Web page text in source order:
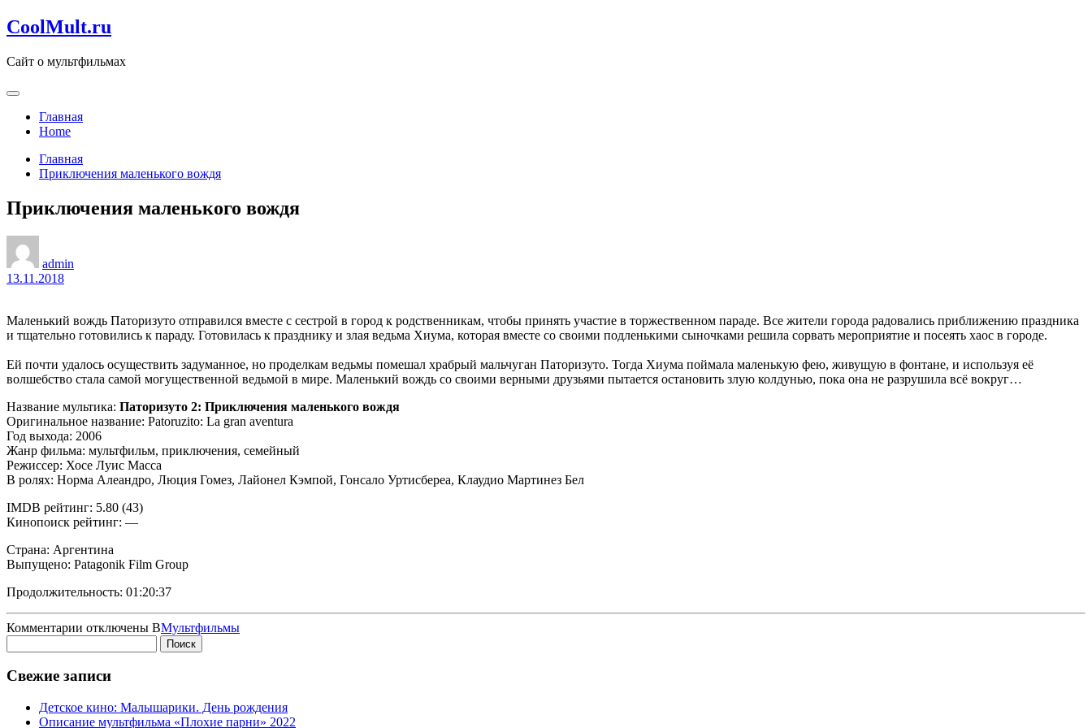
Перейти
к
CoolMult.ru
Сайт о мультфильмах
Главная
Home
Главная
Приключения маленького вождя
Приключения маленького вождя
admin
13.11.2018
Маленький вождь Паторизуто отправился вместе с сестрой в город к родственникам, чтобы принять участие в торжественном параде. Все жители города радовались приближению праздника
и тщательно готовились к параду. Готовилась к празднику и злая ведьма Хиума, которая вместе со своими подленькими сыночками решила сорвать мероприятие и посеять хаос в городе.
Ей почти удалось осуществить задуманное, но проделкам ведьмы помешал храбрый мальчуган Паторизуто. Тогда Хиума поймала маленькую фею, живущую в фонтане, и используя её
волшебство стала самой могущественной ведьмой в мире. Маленький вождь со своими верными друзьями пытается остановить злую колдунью, пока она не разрушила всё вокруг…
Название мультика: Паторизуто 2: Приключения маленького вождя
Оригинальное название: Patoruzito: La gran aventura
Год выхода: 2006
Жанр фильма: мультфильм, приключения, семейный
Режиссер: Хосе Луис Масса
В ролях: Норма Алеандро, Люция Гомез, Лайонел Кэмпой, Гонсало Уртисбереа, Клаудио Мартинез Бел
IMDB рейтинг: 5.80 (43)
Кинопоиск рейтинг: —
Страна: Аргентина
Выпущено: Patagonik Film Group
Продолжительность: 01:20:37
Комментарии к
Приключения
маленького
вождя
отключены ВМультфильмы
Свежие записи
Детское кино: Малышарики. День рождения
Описание мультфильма «Плохие парни» 2022